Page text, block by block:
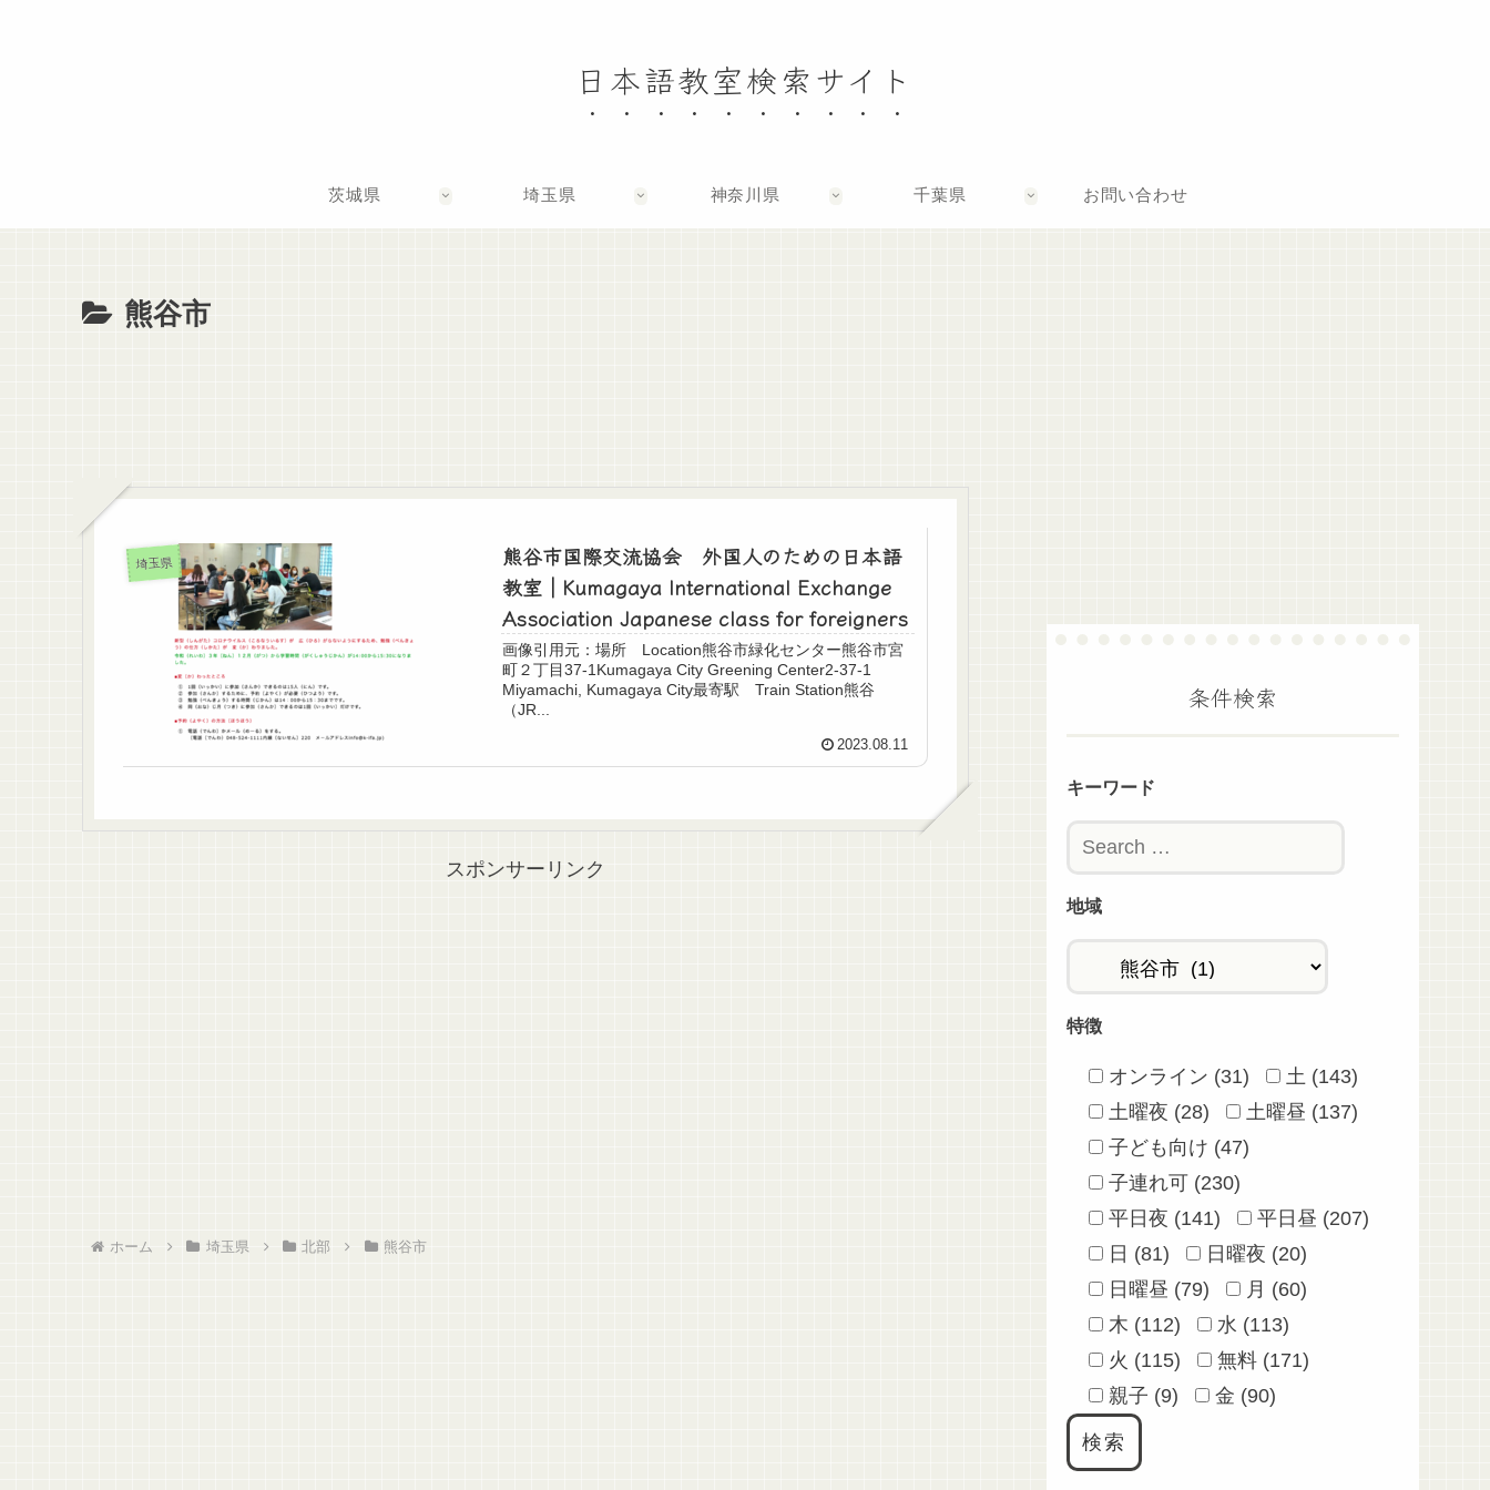
日本語教室検索サイト
茨城県 埼玉県 神奈川県 千葉県 お問い合わせ
熊谷市
埼玉県
熊谷市国際交流協会 外国人のための日本語
教室｜Kumagaya International Exchange
Association Japanese class for foreigners
画像引用元：場所 Location熊谷市緑化センター熊谷市宮
町２丁目37-1Kumagaya City Greening Center2-37-1
Miyamachi, Kumagaya City最寄駅 Train Station熊谷
（JR...
2023.08.11
スポンサーリンク
ホーム 埼玉県 北部 熊谷市
条件検索
キーワード
地域
特徴
オンライン (31)
土 (143)
土曜夜 (28)
土曜昼 (137)
子ども向け (47)
子連れ可 (230)
平日夜 (141)
平日昼 (207)
日 (81)
日曜夜 (20)
日曜昼 (79)
月 (60)
木 (112)
水 (113)
火 (115)
無料 (171)
親子 (9)
金 (90)